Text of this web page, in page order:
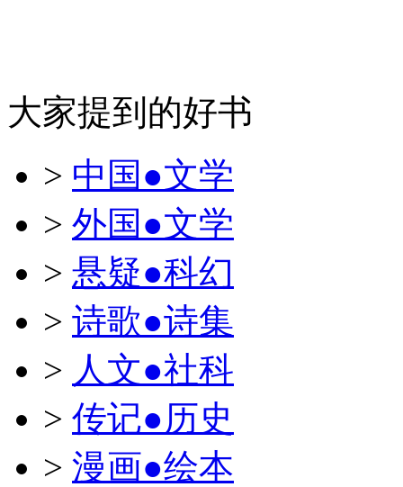
大家提到的好书
> 中国●文学
> 外国●文学
> 悬疑●科幻
> 诗歌●诗集
> 人文●社科
> 传记●历史
> 漫画●绘本